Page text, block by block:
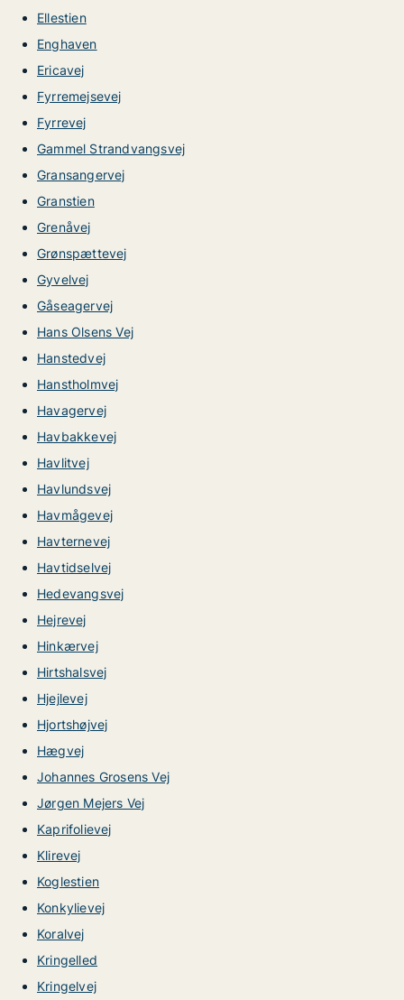
Ellestien
Enghaven
Ericavej
Fyrremejsevej
Fyrrevej
Gammel Strandvangsvej
Gransangervej
Granstien
Grenåvej
Grønspættevej
Gyvelvej
Gåseagervej
Hans Olsens Vej
Hanstedvej
Hanstholmvej
Havagervej
Havbakkevej
Havlitvej
Havlundsvej
Havmågevej
Havternevej
Havtidselvej
Hedevangsvej
Hejrevej
Hinkærvej
Hirtshalsvej
Hjejlevej
Hjortshøjvej
Hægvej
Johannes Grosens Vej
Jørgen Mejers Vej
Kaprifolievej
Klirevej
Koglestien
Konkylievej
Koralvej
Kringelled
Kringelvej